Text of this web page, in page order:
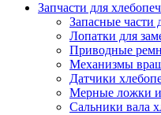
Запчасти для
Запасные части
Лопатки для
Приводные
Механизмы
Датчики
Мерные ложки и
Сальники вала